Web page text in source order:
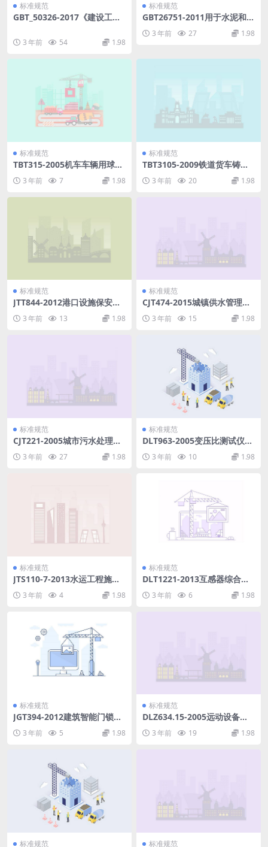
标准规范
GBT_50326-2017《建设工程
3 年前 54 1.98
标准规范
GBT26751-2011用于水泥和混
凝土中的粒化电炉磷渣粉.pdf
3 年前 27 1.98
标准规范
TBT315-2005机车车辆用球阀.
3 年前 7 1.98
标准规范
TBT3105-2009铁道货车铸钢
分).pdf
3 年前 20 1.98
标准规范
JTT844-2012港口设施保安设
备设施配置及技术要求.pdf
3 年前 13 1.98
标准规范
CJT474-2015城镇供水管理信
息系统供水水质指标分类与编
码.pdf
3 年前 15 1.98
标准规范
CJT221-2005城市污水处理厂
3 年前 27 1.98
标准规范
DLT963-2005变压比测试仪通
3 年前 10 1.98
标准规范
JTS110-7-2013水运工程施工
3 年前 4 1.98
标准规范
DLT1221-2013互感器综合特
3 年前 6 1.98
标准规范
JGT394-2012建筑智能门锁通
3 年前 5 1.98
标准规范
DLZ634.15-2005远动设备及
3 年前 19 1.98
标准规范 标准规范